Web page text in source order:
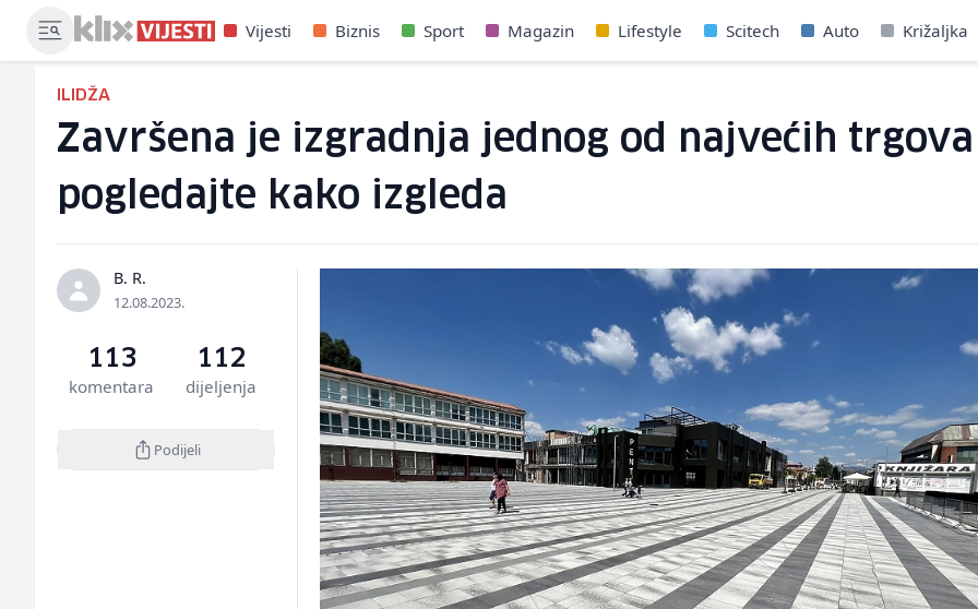
Vijesti Biznis Sport Magazin Lifestyle Scitech Auto Križaljka
ILIDŽA
Završena je izgradnja jednog od najvećih
pogledajte kako izgleda
B. R.
12.08.2023.
113
komentara
112
dijeljenja
Podijeli